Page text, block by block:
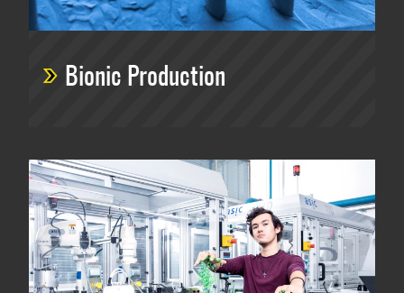
Bionic Production